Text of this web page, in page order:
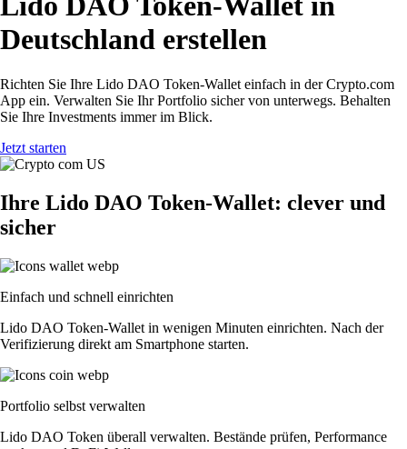
Deutschland erstellen
Richten Sie Ihre Lido DAO Token-Wallet einfach in der Crypto.com
App ein. Verwalten Sie Ihr Portfolio sicher von unterwegs. Behalten
Sie Ihre Investments immer im Blick.
Jetzt starten
Ihre Lido DAO Token-Wallet: clever und
sicher
Einfach und schnell einrichten
Lido DAO Token-Wallet in wenigen Minuten einrichten. Nach der
Verifizierung direkt am Smartphone starten.
Portfolio selbst verwalten
Lido DAO Token überall verwalten. Bestände prüfen, Performance